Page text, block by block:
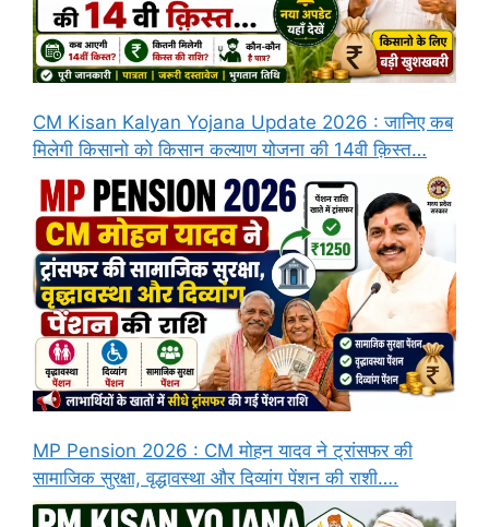
CM Kisan Kalyan Yojana Update 2026 : जानिए कब
मिलेगी किसानो को किसान कल्याण योजना की 14वी क़िस्त…
MP Pension 2026 : CM मोहन यादव ने ट्रांसफर की
सामाजिक सुरक्षा, वृद्धावस्था और दिव्यांग पेंशन की राशी….